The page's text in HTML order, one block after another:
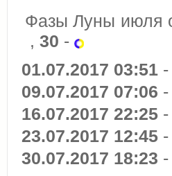
Фазы Луны июля
, 30 -
01.07.2017 03:51
09.07.2017 07:06 -
16.07.2017 22:25
23.07.2017 12:45 -
30.07.2017 18:23